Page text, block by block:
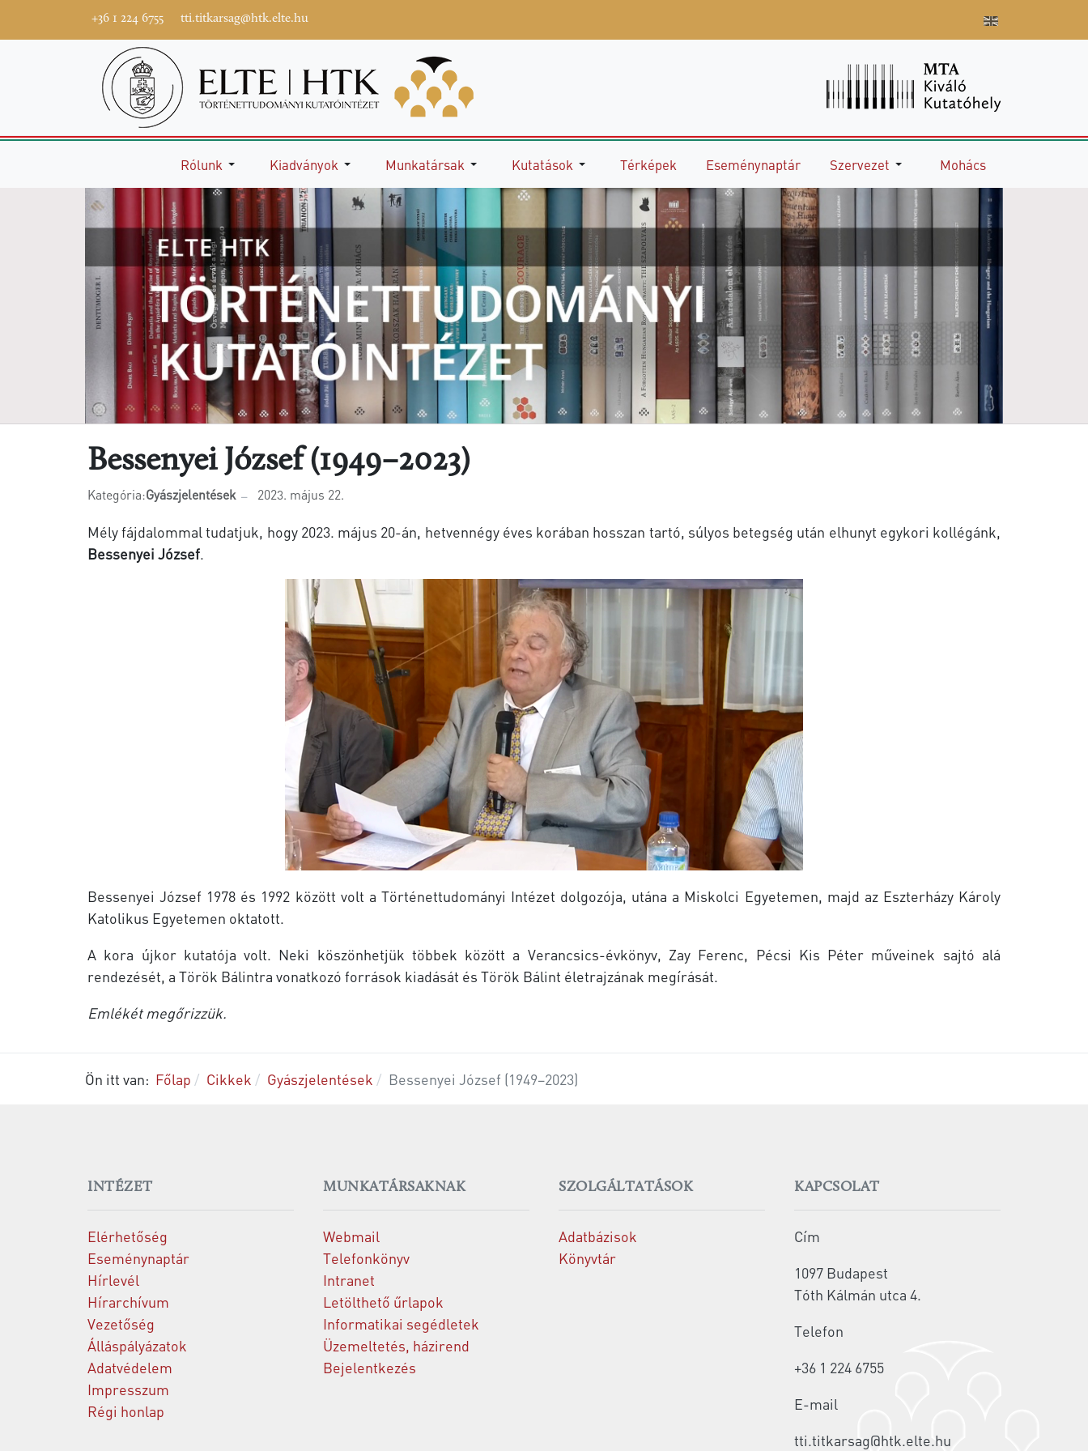
+36 1 224 6755 tti.titkarsag@htk.elte.hu
Rólunk Kiadványok Munkatársak Kutatások Térképek Eseménynaptár Szervezet Mohács
Bessenyei József (1949–2023)
Kategória:Gyászjelentések 2023. május 22.
Mély fájdalommal tudatjuk, hogy 2023. május 20-án, hetvennégy éves korában hosszan tartó, súlyos betegség után elhunyt egykori kollégánk,
Bessenyei József.
Bessenyei József 1978 és 1992 között volt a Történettudományi Intézet dolgozója, utána a Miskolci Egyetemen, majd az Eszterházy Károly
Katolikus Egyetemen oktatott.
A kora újkor kutatója volt. Neki köszönhetjük többek között a Verancsics-évkönyv, Zay Ferenc, Pécsi Kis Péter műveinek sajtó alá
rendezését, a Török Bálintra vonatkozó források kiadását és Török Bálint életrajzának megírását.
Emlékét megőrizzük.
Ön itt van: Főlap Cikkek Gyászjelentések Bessenyei József (1949–2023)
INTÉZET
Elérhetőség
Eseménynaptár
Hírlevél
Hírarchívum
Vezetőség
Álláspályázatok
Adatvédelem
Impresszum
Régi honlap
MUNKATÁRSAKNAK
Webmail
Telefonkönyv
Intranet
Letölthető űrlapok
Informatikai segédletek
Üzemeltetés, házirend
Bejelentkezés
SZOLGÁLTATÁSOK
Adatbázisok
Könyvtár
KAPCSOLAT
Cím
1097 Budapest
Tóth Kálmán utca 4.
Telefon
+36 1 224 6755
E-mail
tti.titkarsag@htk.elte.hu